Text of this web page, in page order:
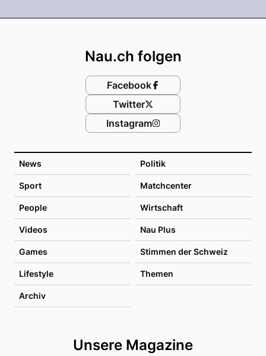
News Politik
Sport Matchcenter
People Wirtschaft
Videos Nau Plus
Games Stimmen der Schweiz
Lifestyle Themen
Archiv
Unsere Magazine
Nau.ch folgen
Facebook
Twitter
Instagram